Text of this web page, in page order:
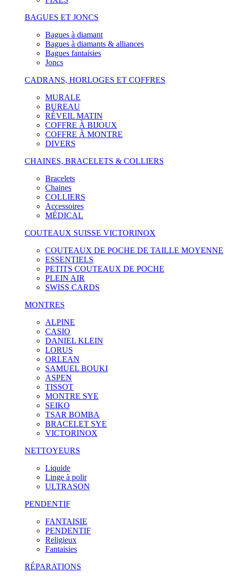
BAGUES ET JONCS
Bagues à diamant
Bagues à diamants & alliances
Bagues fantaisies
Joncs
CADRANS, HORLOGES ET COFFRES
MURALE
BUREAU
RÉVEIL MATIN
COFFRE À BIJOUX
COFFRE À MONTRE
DIVERS
CHAINES, BRACELETS & COLLIERS
Bracelets
Chaines
COLLIERS
Accessoires
MÉDICAL
COUTEAUX SUISSE VICTORINOX
COUTEAUX DE POCHE DE TAILLE MOYENNE
ESSENTIELS
PETITS COUTEAUX DE POCHE
PLEIN AIR
SWISS CARDS
MONTRES
ALPINE
CASIO
DANIEL KLEIN
LORUS
ORLEAN
SAMUEL BOUKI
ASPEN
TISSOT
MONTRE SYE
SEIKO
TSAR BOMBA
BRACELET SYE
VICTORINOX
NETTOYEURS
Liquide
Linge à polir
ULTRASON
PENDENTIF
FANTAISIE
PENDENTIF
Religieux
Fantaisies
RÉPARATIONS